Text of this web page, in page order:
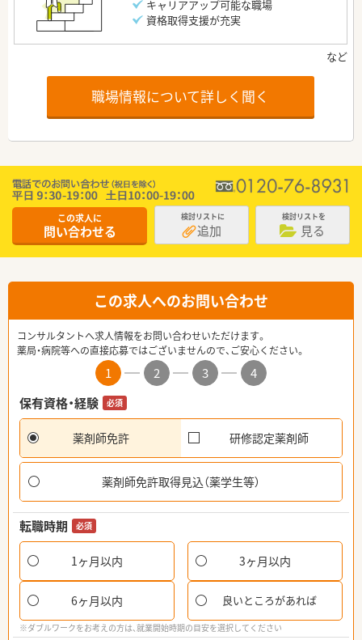
キャリアアップ可能な職場
資格取得支援が充実
職場情報について詳しく聞く
この求人に
問い合わせる
検討リストに
追加
検討リストを
見る
この求人へのお問い合わせ
コンサルタントへ求人情報をお問い合わせいただけます。
薬局・病院等への直接応募ではございませんので、ご安心ください。
1 2 3
4
保有資格・経験
必須
薬剤師免許 研修認定薬剤師
薬剤師免許取得見込（薬学生等）
転職時期 必須
1ヶ月以内 3ヶ月以内
6ヶ月以内 良いところがあれば
※ダブルワークをお考えの方は、就業開始時期の目安を選択してください